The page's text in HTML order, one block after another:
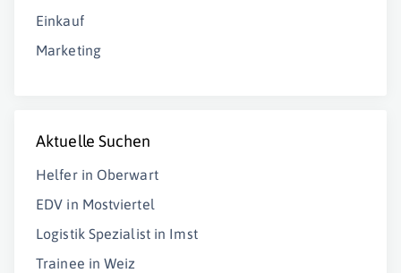
Einkauf
Marketing
Aktuelle Suchen
Helfer in Oberwart
EDV in Mostviertel
Logistik Spezialist in Imst
Trainee in Weiz